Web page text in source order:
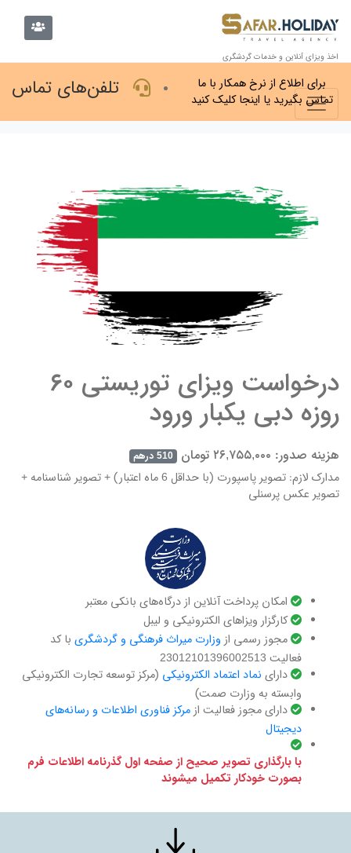
اخذ ویزای آنلاین و خدمات گردشگری
تلفن‌های تماس
برای اطلاع از نرخ همکار با ما
تماس بگیرید یا اینجا کلیک کنید
درخواست ویزای توریستی ۶۰
روزه دبی یکبار ورود
هزینه صدور: ۲۶,۷۵۵,۰۰۰ تومان 510 درهم
مدارک لازم: تصویر پاسپورت (با حداقل 6 ماه اعتبار) + تصویر شناسنامه +
تصویر عکس پرسنلی
امکان پرداخت آنلاین از درگاه‌های بانکی معتبر
کارگزار ویزاهای الکترونیکی و لیبل
مجوز رسمی از وزارت میراث فرهنگی و گردشگری با کد
فعالیت 23012101396002513
دارای ‌ نماد اعتماد الکترونیکی (مرکز توسعه تجارت الکترونیکی
وابسته به وزارت صمت)
دارای مجوز فعالیت ازمرکز فناوری اطلاعات و رسانه‌های
دیجیتال
با بارگذاری تصویر صحیح از صفحه اول گذرنامه اطلاعات فرم
بصورت خودکار تکمیل میشوند